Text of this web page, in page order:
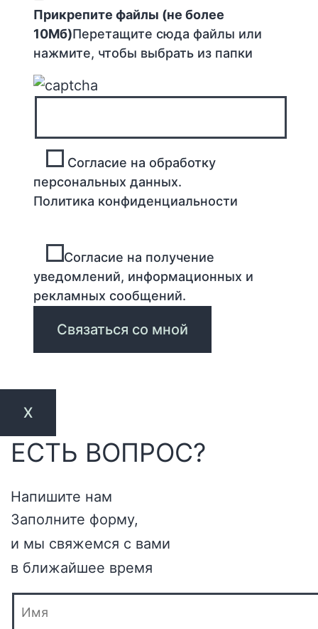
Прикрепите файлы (не более
10Мб)Перетащите сюда файлы или
нажмите, чтобы выбрать из папки
Согласие на обработку
персональных данных.
Политика конфиденциальности
Согласие на получение
уведомлений, информационных и
рекламных сообщений.
X
ЕСТЬ ВОПРОС?
Напишите нам
Заполните форму,
и мы свяжемся с вами
в ближайшее время